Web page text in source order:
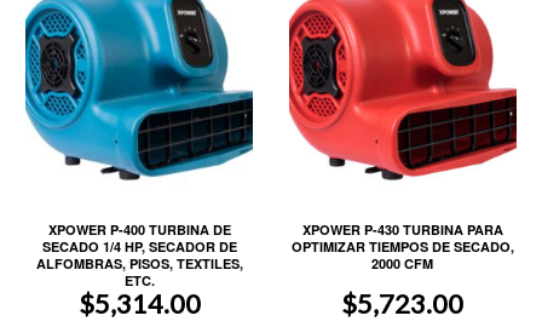
XPOWER P-400 TURBINA DE
SECADO 1/4 HP, SECADOR DE
ALFOMBRAS, PISOS, TEXTILES,
ETC.
$5,314.00
XPOWER P-430 TURBINA PARA
OPTIMIZAR TIEMPOS DE SECADO,
2000 CFM
$5,723.00